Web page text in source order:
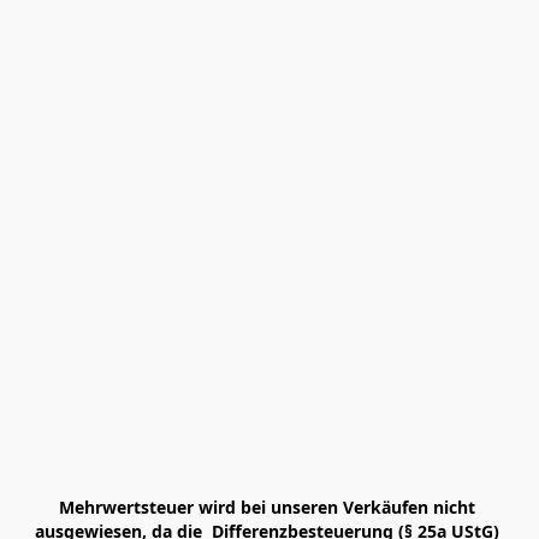
Mehrwertsteuer wird bei unseren Verkäufen nicht
ausgewiesen, da die  Differenzbesteuerung (§ 25a UStG)